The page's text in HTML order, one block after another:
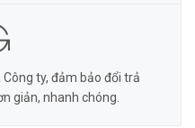
ty, đảm bảo đổi trả
giản, nhanh chóng.